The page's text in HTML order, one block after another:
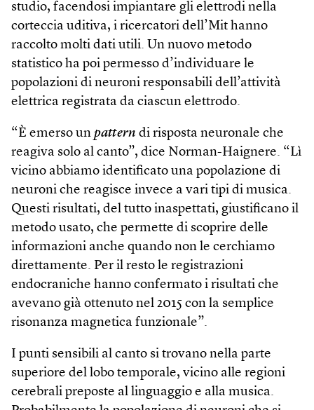
studio, facendosi impiantare gli elettrodi nella
corteccia uditiva, i ricercatori dell’Mit hanno
raccolto molti dati utili. Un nuovo metodo
statistico ha poi permesso d’individuare le
popolazioni di neuroni responsabili dell’attività
elettrica registrata da ciascun elettrodo.
“È emerso un pattern di risposta neuronale che
reagiva solo al canto”, dice Norman-Haignere. “Lì
vicino abbiamo identificato una popolazione di
neuroni che reagisce invece a vari tipi di musica.
Questi risultati, del tutto inaspettati, giustificano il
metodo usato, che permette di scoprire delle
informazioni anche quando non le cerchiamo
direttamente. Per il resto le registrazioni
endocraniche hanno confermato i risultati che
avevano già ottenuto nel 2015 con la semplice
risonanza magnetica funzionale”.
I punti sensibili al canto si trovano nella parte
superiore del lobo temporale, vicino alle regioni
cerebrali preposte al linguaggio e alla musica.